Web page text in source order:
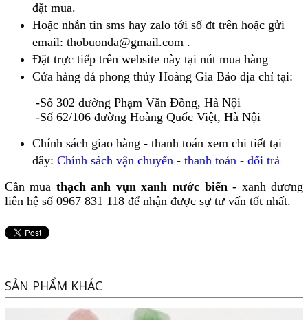
đặt mua.
Hoặc nhắn tin sms hay zalo tới số đt trên hoặc gửi
email: thobuonda@gmail.com .
Đặt trực tiếp trên website này tại nút mua hàng
Cửa hàng đá phong thủy Hoàng Gia Bảo địa chỉ tại:
-Số 302 đường Phạm Văn Đồng, Hà Nội
-Số 62/106 đường Hoàng Quốc Việt, Hà Nội
Chính sách giao hàng - thanh toán xem chi tiết tại
đây: Chính sách vận chuyển - thanh toán - đổi trả
Cần mua thạch anh vụn xanh nước biển- xanh dương
liên hệ số 0967 831 118 để nhận được sự tư vấn tốt nhất.
SẢN PHẨM KHÁC